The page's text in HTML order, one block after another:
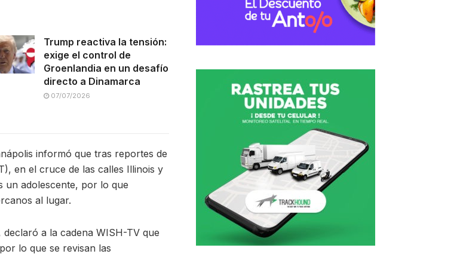
Trump reactiva la tensión:
exige el control de
Groenlandia en un desafío
directo a Dinamarca
07/07/2026
informó que tras reportes de
en el cruce de las calles Illinois y
un adolescente, por lo que
al lugar.
a la cadena WISH-TV que
lo que se revisan las